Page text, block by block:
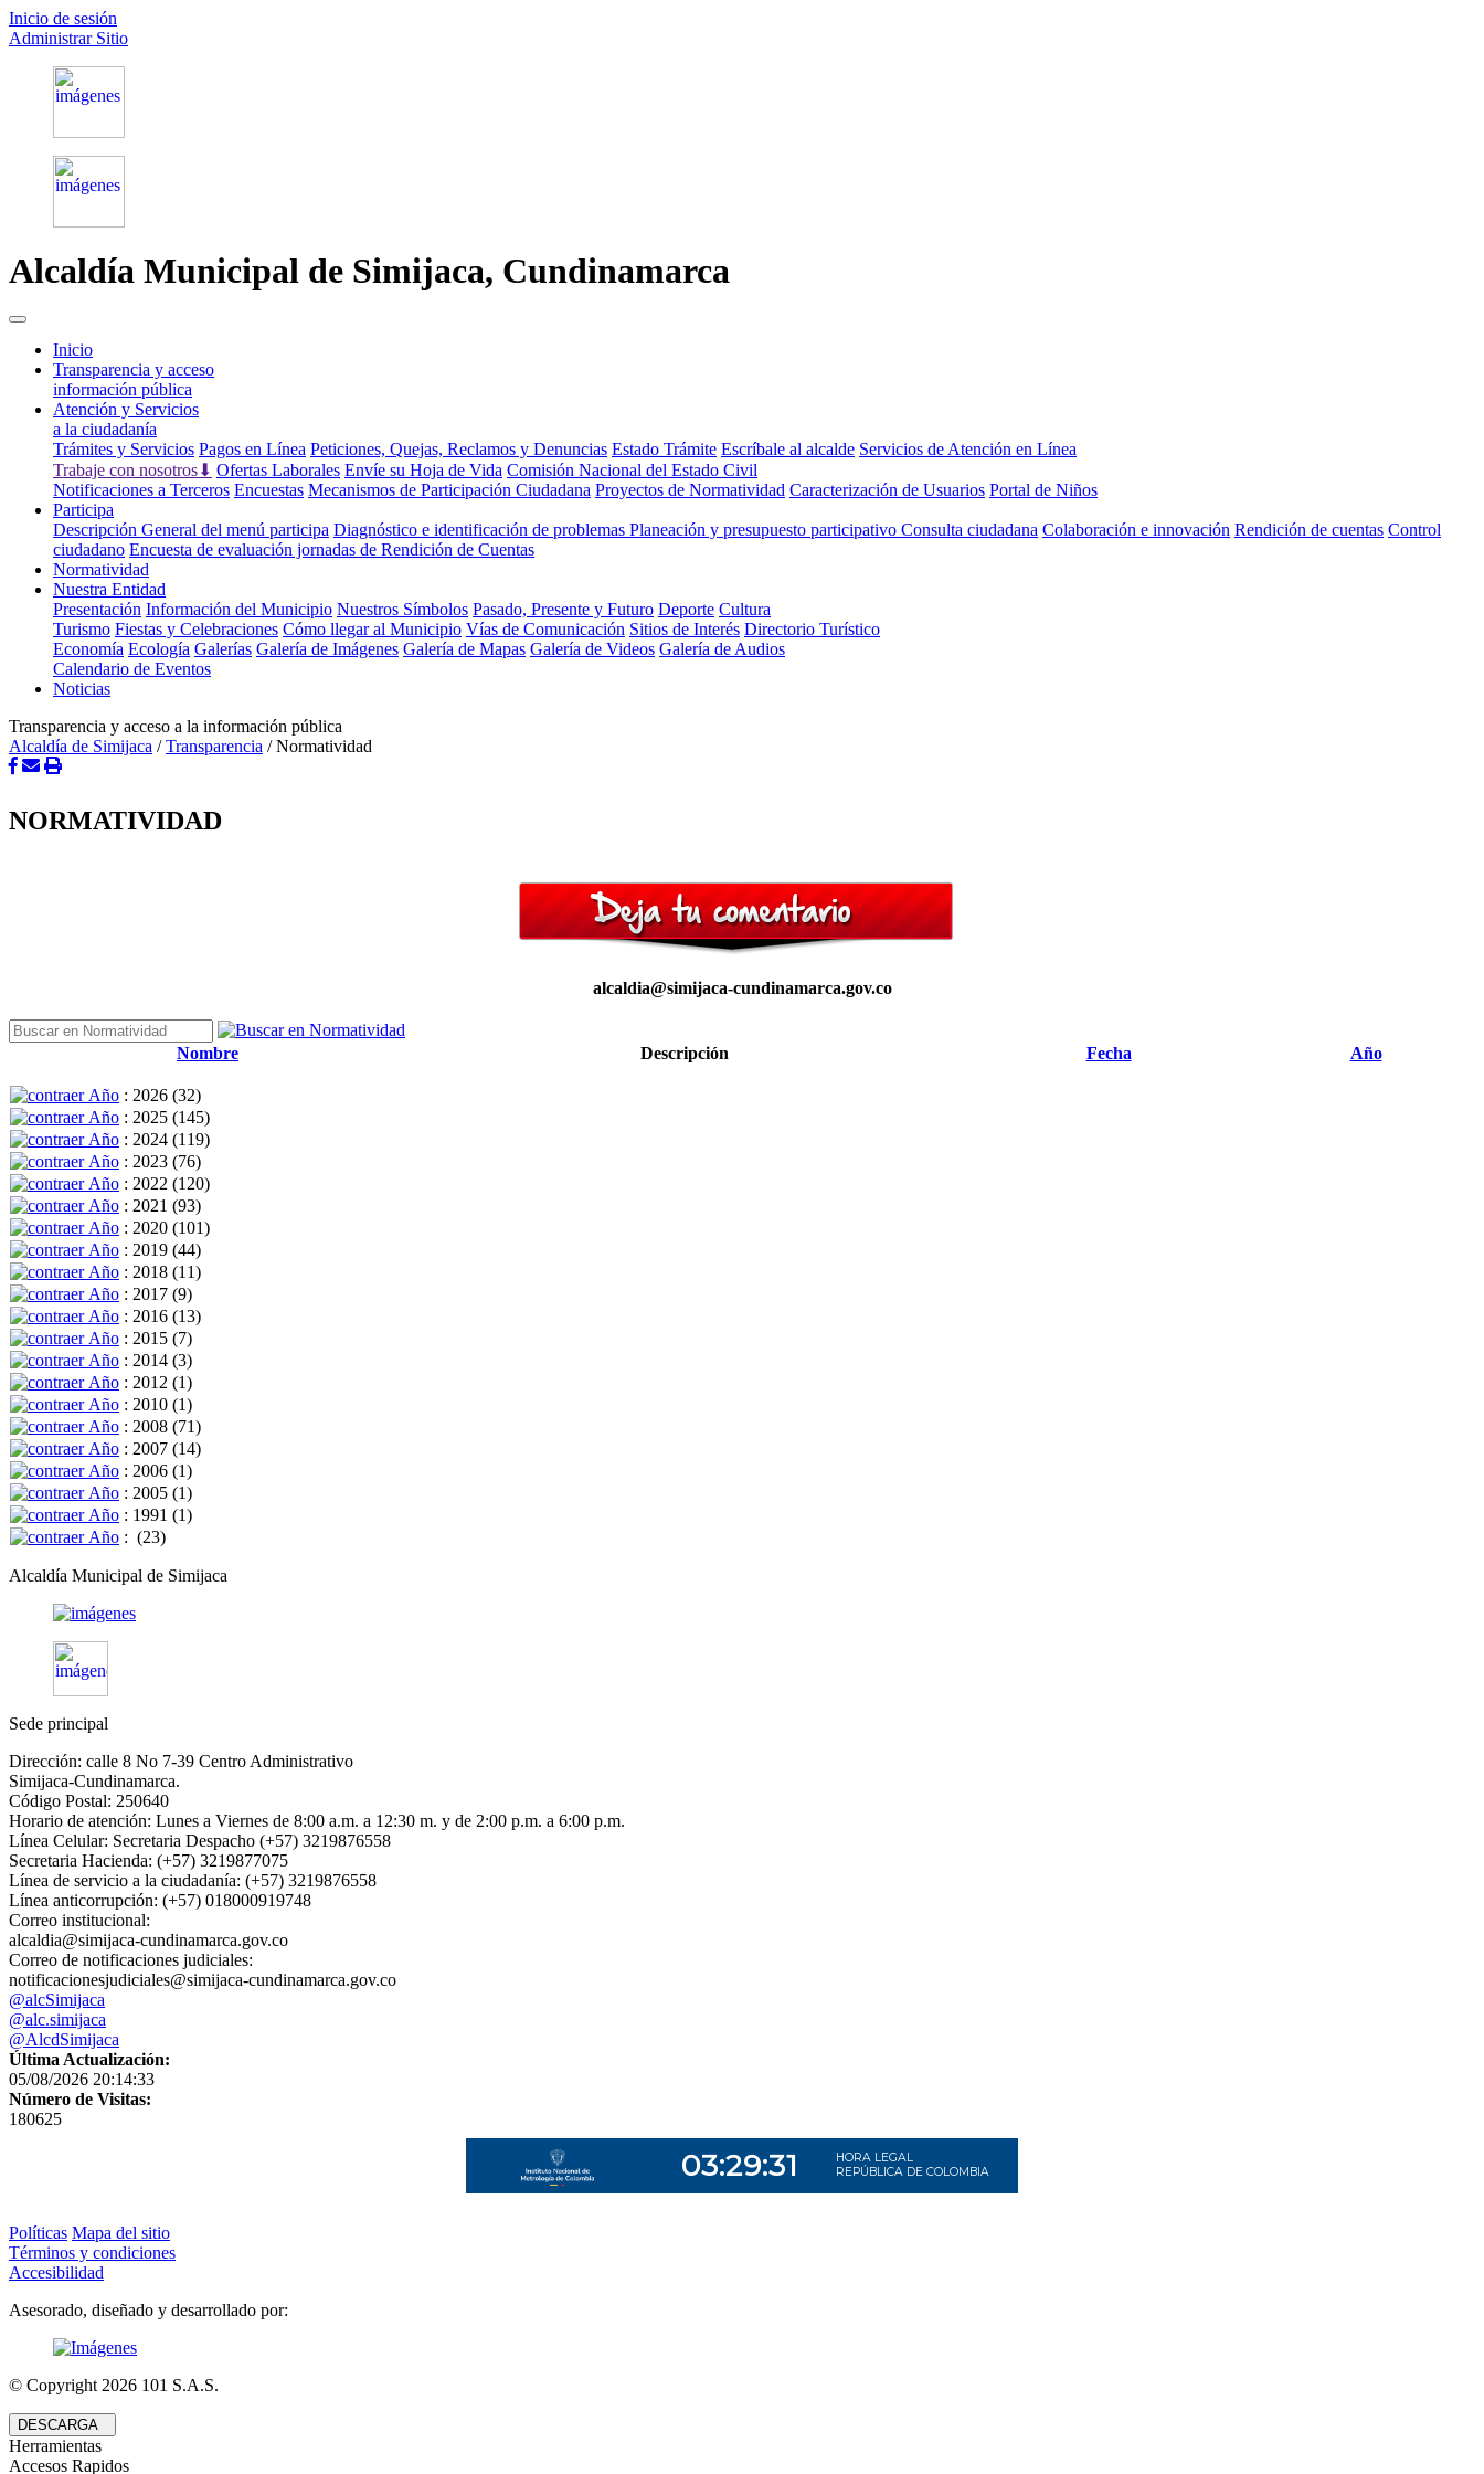
Inicio de sesión
Administrar Sitio
Alcaldía Municipal de Simijaca, Cundinamarca
Inicio(current)
Transparencia y acceso
información pública
Atención y Servicios
a la ciudadanía
Trámites y Servicios Pagos en Línea Peticiones, Quejas, Reclamos y Denuncias Estado Trámite Escríbale al alcalde Servicios de Atención en Línea
Trabaje con nosotros⬇ Ofertas Laborales Envíe su Hoja de Vida Comisión Nacional del Estado Civil
Notificaciones a Terceros Encuestas Mecanismos de Participación Ciudadana Proyectos de Normatividad Caracterización de Usuarios Portal de Niños
Participa
Descripción General del menú participa Diagnóstico e identificación de problemas Planeación y presupuesto participativo Consulta ciudadana Colaboración e innovación Rendición de cuentas Control
ciudadano Encuesta de evaluación jornadas de Rendición de Cuentas
Normatividad
Nuestra Entidad
Presentación Información del Municipio Nuestros Símbolos Pasado, Presente y Futuro Deporte Cultura
Turismo Fiestas y Celebraciones Cómo llegar al Municipio Vías de Comunicación Sitios de Interés Directorio Turístico
Economía Ecología Galerías Galería de Imágenes Galería de Mapas Galería de Videos Galería de Audios
Calendario de Eventos
Noticias
Transparencia y acceso a la información pública
Alcaldía de Simijaca /Transparencia /Normatividad
NORMATIVIDAD
alcaldia@simijaca-cundinamarca.gov.co
Nombre Descripción Fecha Año
Año : 2026 ‎(32)
Año : 2025 ‎(145)
Año : 2024 ‎(119)
Año : 2023 ‎(76)
Año : 2022 ‎(120)
Año : 2021 ‎(93)
Año : 2020 ‎(101)
Año : 2019 ‎(44)
Año : 2018 ‎(11)
Año : 2017 ‎(9)
Año : 2016 ‎(13)
Año : 2015 ‎(7)
Año : 2014 ‎(3)
Año : 2012 ‎(1)
Año : 2010 ‎(1)
Año : 2008 ‎(71)
Año : 2007 ‎(14)
Año : 2006 ‎(1)
Año : 2005 ‎(1)
Año : 1991 ‎(1)
Año : ‎(23)
Alcaldía Municipal de Simijaca
Sede principal
Dirección: calle 8 No 7-39 Centro Administrativo
Simijaca-Cundinamarca.
Código Postal: 250640
Horario de atención: Lunes a Viernes de 8:00 a.m. a 12:30 m. y de 2:00 p.m. a 6:00 p.m.
Línea Celular: Secretaria Despacho (+57) 3219876558
Secretaria Hacienda: (+57) 3219877075
Línea de servicio a la ciudadanía: (+57) 3219876558
Línea anticorrupción: (+57) 018000919748
Correo institucional:
alcaldia@simijaca-cundinamarca.gov.co
Correo de notificaciones judiciales:
notificacionesjudiciales@simijaca-cundinamarca.gov.co
@alcSimijaca
@alc.simijaca
@AlcdSimijaca
Última Actualización:
05/08/2026 20:14:33
Número de Visitas:
180625
Políticas Mapa del sitio
Términos y condiciones
Accesibilidad
Asesorado, diseñado y desarrollado por:
© Copyright 2026 101 S.A.S.
DESCARGA
Herramientas
Accesos Rapidos